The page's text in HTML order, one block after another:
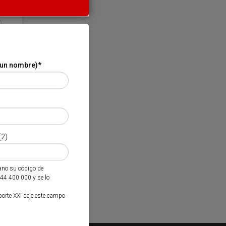
nombre)*
su código de
400 000 y se lo
XXI deje este campo